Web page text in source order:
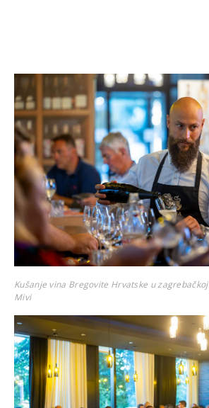
Kušanje vina Bregovite Hrvatske u zagrebačkoj
Mivi